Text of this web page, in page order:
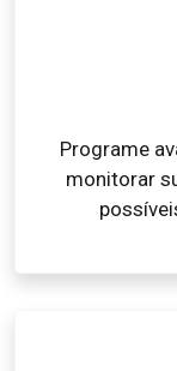
Programe
monitorar